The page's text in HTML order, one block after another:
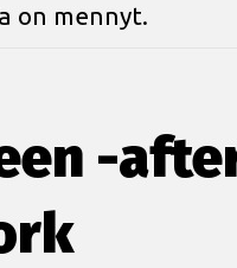
on mennyt.
-